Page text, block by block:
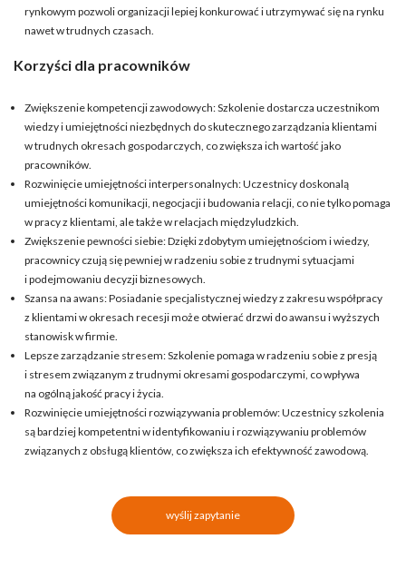
rynkowym pozwoli organizacji lepiej konkurować i utrzymywać się na rynku
nawet w trudnych czasach.
Korzyści dla pracowników
Zwiększenie kompetencji zawodowych: Szkolenie dostarcza uczestnikom
wiedzy i umiejętności niezbędnych do skutecznego zarządzania klientami
w trudnych okresach gospodarczych, co zwiększa ich wartość jako
pracowników.
Rozwinięcie umiejętności interpersonalnych: Uczestnicy doskonalą
umiejętności komunikacji, negocjacji i budowania relacji, co nie tylko pomaga
w pracy z klientami, ale także w relacjach międzyludzkich.
Zwiększenie pewności siebie: Dzięki zdobytym umiejętnościom i wiedzy,
pracownicy czują się pewniej w radzeniu sobie z trudnymi sytuacjami
i podejmowaniu decyzji biznesowych.
Szansa na awans: Posiadanie specjalistycznej wiedzy z zakresu współpracy
z klientami w okresach recesji może otwierać drzwi do awansu i wyższych
stanowisk w firmie.
Lepsze zarządzanie stresem: Szkolenie pomaga w radzeniu sobie z presją
i stresem związanym z trudnymi okresami gospodarczymi, co wpływa
na ogólną jakość pracy i życia.
Rozwinięcie umiejętności rozwiązywania problemów: Uczestnicy szkolenia
są bardziej kompetentni w identyfikowaniu i rozwiązywaniu problemów
związanych z obsługą klientów, co zwiększa ich efektywność zawodową.
wyślij zapytanie